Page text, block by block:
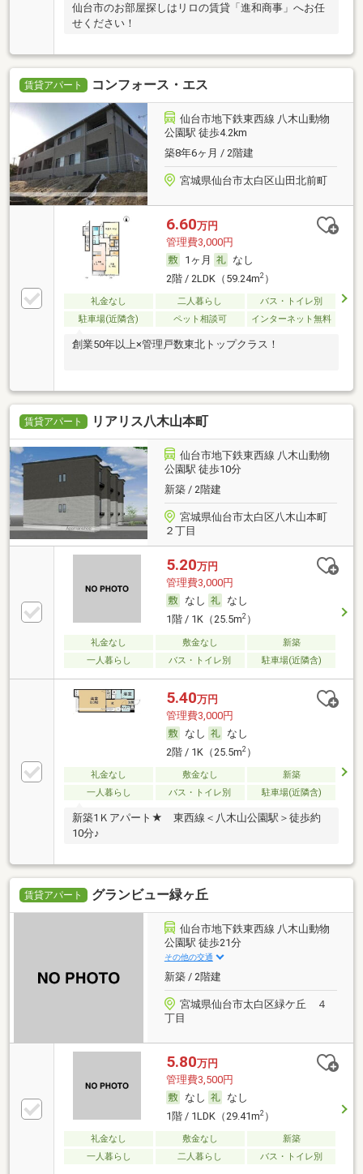
仙台市のお部屋探しはリロの賃貸「進和商事」へお任
せください！
賃貸アパート コンフォース・エス
仙台市地下鉄東西線 八木山動物
公園駅 徒歩4.2km
築8年6ヶ月 / 2階建
宮城県仙台市太白区山田北前町
6.60万円
管理費3,000円
1ヶ月
なし
2階 / 2LDK（59.24m2）
礼金なし 二人暮らし
バス・トイレ別
駐車場(近隣含)
ペット相談可 インターネット無料
創業50年以上×管理戸数東北トップクラス！
賃貸アパート リアリス八木山本町
仙台市地下鉄東西線 八木山動物
公園駅 徒歩10分
新築 / 2階建
宮城県仙台市太白区八木山本町
２丁目
5.20万円
管理費3,000円
なし
なし
1階 / 1K（25.5m2）
礼金なし 敷金なし
新築
一人暮らし
バス・トイレ別 駐車場(近隣含)
5.40万円
管理費3,000円
なし
なし
2階 / 1K（25.5m2）
礼金なし 敷金なし
新築
一人暮らし
バス・トイレ別 駐車場(近隣含)
新築1Ｋアパート★ 東西線＜八木山公園駅＞徒歩約
10分♪
賃貸アパート グランビュー緑ヶ丘
仙台市地下鉄東西線 八木山動物
公園駅 徒歩21分
その他の交通
新築 / 2階建
宮城県仙台市太白区緑ケ丘 ４
丁目
5.80万円
管理費3,500円
なし
なし
1階 / 1LDK（29.41m2）
礼金なし 敷金なし
新築
一人暮らし
二人暮らし バス・トイレ別